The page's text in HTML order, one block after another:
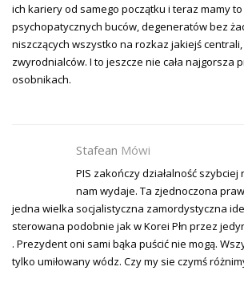
ich kariery od samego początku i teraz mamy to
psychopatycznych buców, degeneratów bez
niszczących wszystko na rozkaz jakiejś
zwyrodnialców. I to jeszcze nie cała najgorsza
osobnikach.
Stafean Mówi
PIS zakończy działalność szybciej
nam wydaje. Ta zjednoczona
jedna wielka socjalistyczna zamordystyczna
sterowana podobnie jak w Korei Płn przez
. Prezydent oni sami bąka puścić nie mogą.
tylko umiłowany wódz. Czy my sie czymś